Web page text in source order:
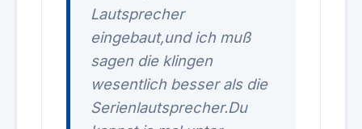
Lautsprecher
eingebaut,und ich muß
sagen die klingen
wesentlich besser als die
Serienlautsprecher.Du